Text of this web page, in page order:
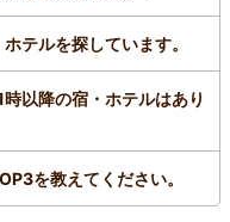
テルを探しています。
以降の宿・ホテルはあり
を教えてください。